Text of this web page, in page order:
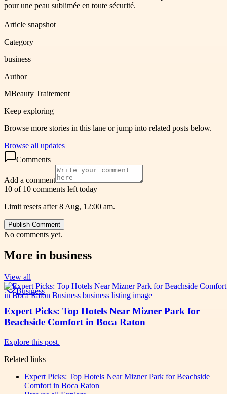
pour une peau sublimée en toute sécurité.
Article snapshot
Category
business
Author
MBeauty Traitement
Keep exploring
Browse more stories in this lane or jump into related posts below.
Browse all updates
Comments
Add a comment
10 of 10 comments left today
Limit resets after 8 Aug, 12:00 am.
Publish Comment
No comments yet.
More in business
View all
Business
Expert Picks: Top Hotels Near Mizner Park for
Beachside Comfort in Boca Raton
Explore this post.
Related links
Expert Picks: Top Hotels Near Mizner Park for Beachside
Comfort in Boca Raton